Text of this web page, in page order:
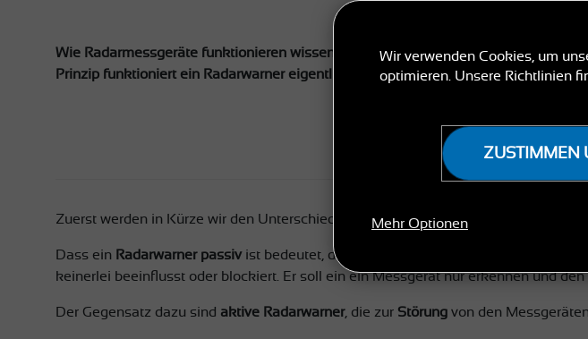
Wir verwenden Cookies, um
optimieren. Unsere Richtlinien
ZUSTIMMEN
Mehr Optionen
Wie Radarmessgeräte funktionieren wissen möglicherweise schon, vielleicht dank
Prinzip funktioniert ein Radarwarner eigentlich?
Zuerst werden in Kürze wir den Unterschied zwischen passiven Radarwarnern,
Dass ein Radarwarner passivist bedeutet, dass er keine Signale sendet und die
keinerlei beeinflusst oder blockiert. Er soll ein ein Messgerät nur erkennen und
Der Gegensatz dazu sind aktive Radarwarner, die zur Störung von den